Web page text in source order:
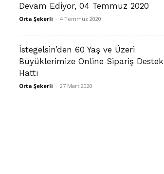
Devam Ediyor, 04 Temmuz 2020
Orta Şekerli - 4 Temmuz 2020
İstegelsin’den 60 Yaş ve Üzeri
Büyüklerimize Online Sipariş Destek
Hattı
Orta Şekerli - 27 Mart 2020